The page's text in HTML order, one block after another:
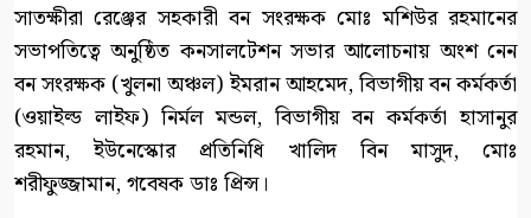
সাতক্ষীরা রেঞ্জের সহকারী বন সংরক্ষক মোঃ মশিউর রহমানের
সভাপতিত্বে অনুষ্ঠিত কনসালটেশন সভার আলোচনায় অংশ নেন
বন সংরক্ষক (খুলনা অঞ্চল) ইমরান আহমেদ, বিভাগীয় বন কর্মকর্তা
(ওয়াইল্ড লাইফ) নির্মল মন্ডল, বিভাগীয় বন কর্মকর্তা হাসানুর
রহমান, ইউনেস্কোর প্রতিনিধি খালিদ বিন মাসুদ, মোঃ
শরীফুজ্জামান, গবেষক ডাঃ প্রিন্স।